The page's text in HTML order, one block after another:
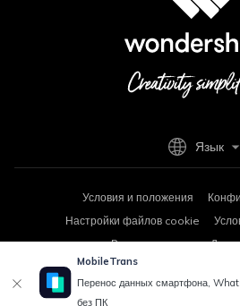
MobileTrans
Перенос данных смартфона,
без ПК
Условия и положения
Настройки файлов cookie
Возврат средств
Copyright © 2026
Wondershare.
Язык